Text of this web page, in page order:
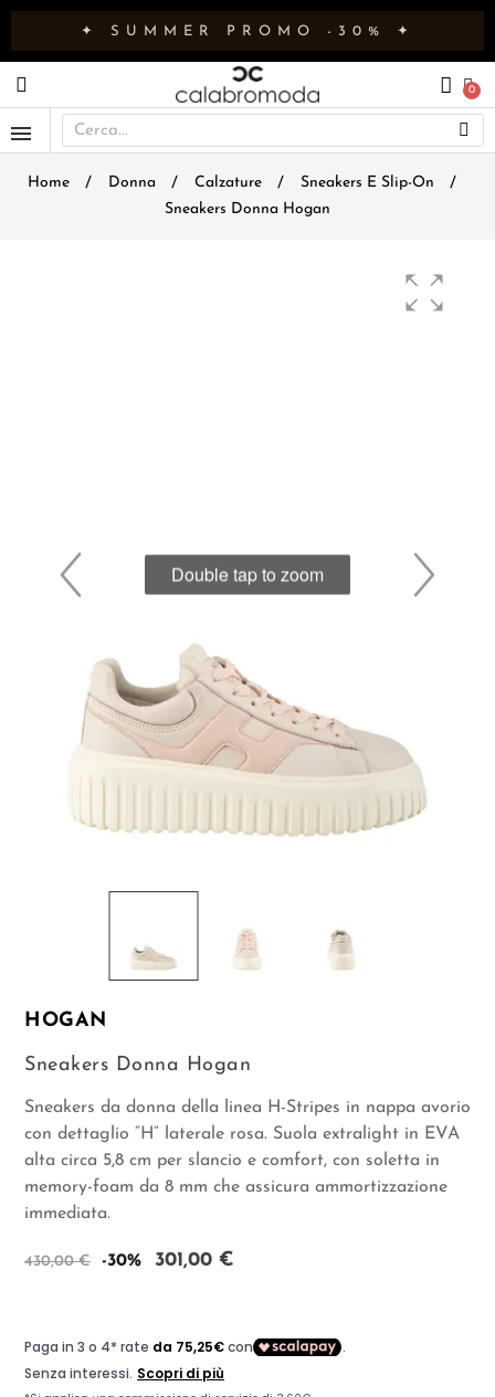
✦ SUMMER PROMO -30% ✦
Home Donna Calzature
Sneakers E Slip-On
Sneakers Donna Hogan
Double tap to zoom
HOGAN
Sneakers Donna Hogan
Sneakers da donna della linea H-Stripes in nappa avorio
con dettaglio “H” laterale rosa. Suola extralight in EVA
alta circa 5,8 cm per slancio e comfort, con soletta in
memory-foam da 8 mm che assicura ammortizzazione
immediata.
430,00 € -30% 301,00 €